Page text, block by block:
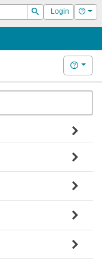
Suchen
Login Hilfe
Hilfe